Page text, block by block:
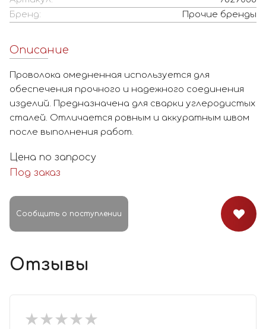
Бренд:
Прочие бренды
Описание
Проволока омедненная используется для
обеспечения прочного и надежного соединения
изделий. Предназначена для сварки углеродистых
сталей. Отличается ровным и аккуратным швом
после выполнения работ.
Цена по запросу
Под заказ
Сообщить о поступлении
Отзывы
★★★★★
★★★★★